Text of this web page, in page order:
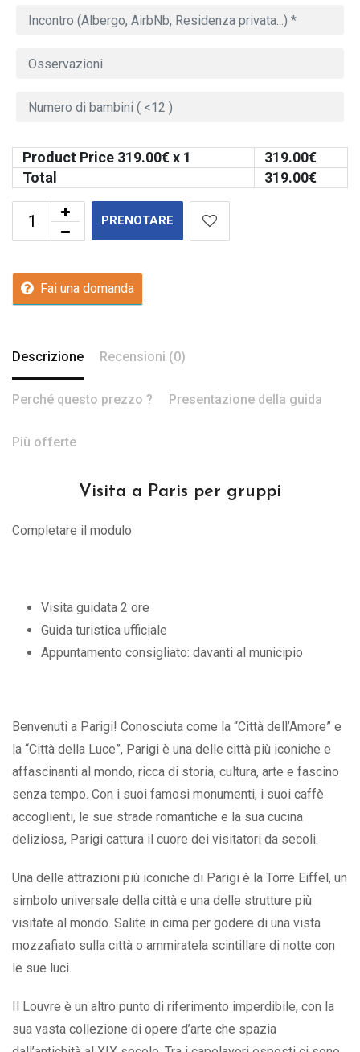
Product Price 319.00€ x 1 319.00€
Total
319.00€
PRENOTARE
Fai una domanda
Descrizione Recensioni (0)
Perché questo prezzo ? Presentazione della guida
Più offerte
Visita a Paris per gruppi
Completare il modulo
Visita guidata 2 ore
Guida turistica ufficiale
Appuntamento consigliato: davanti al municipio
Benvenuti a Parigi! Conosciuta come la “Città dell’Amore” e
la “Città della Luce”, Parigi è una delle città più iconiche e
affascinanti al mondo, ricca di storia, cultura, arte e fascino
senza tempo. Con i suoi famosi monumenti, i suoi caffè
accoglienti, le sue strade romantiche e la sua cucina
deliziosa, Parigi cattura il cuore dei visitatori da secoli.
Una delle attrazioni più iconiche di Parigi è la Torre Eiffel, un
simbolo universale della città e una delle strutture più
visitate al mondo. Salite in cima per godere di una vista
mozzafiato sulla città o ammiratela scintillare di notte con
le sue luci.
Il Louvre è un altro punto di riferimento imperdibile, con la
sua vasta collezione di opere d’arte che spazia